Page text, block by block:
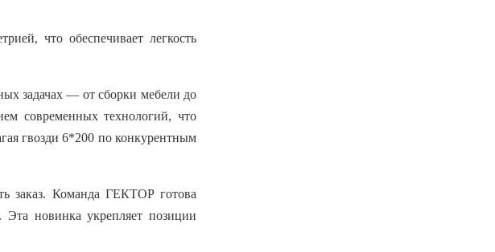
что обеспечивает легкость
задачах — от сборки мебели до
современных технологий, что
гвозди 6*200 по конкурентным
заказ. Команда ГЕКТОР готова
новинка укрепляет позиции